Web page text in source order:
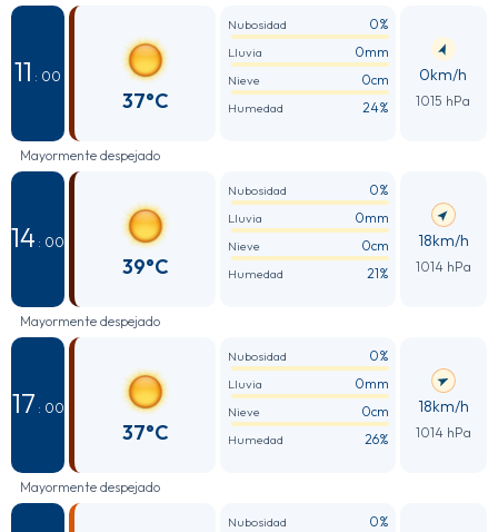
11 : 00
37°C
Nubosidad 0%
Lluvia 0mm
Nieve 0cm
Humedad 24%
0km/h
1015 hPa
Mayormente despejado
14 : 00
39°C
Nubosidad 0%
Lluvia 0mm
Nieve 0cm
Humedad 21%
18km/h
1014 hPa
Mayormente despejado
17 : 00
37°C
Nubosidad 0%
Lluvia 0mm
Nieve 0cm
Humedad 26%
18km/h
1014 hPa
Mayormente despejado
Nubosidad 0%